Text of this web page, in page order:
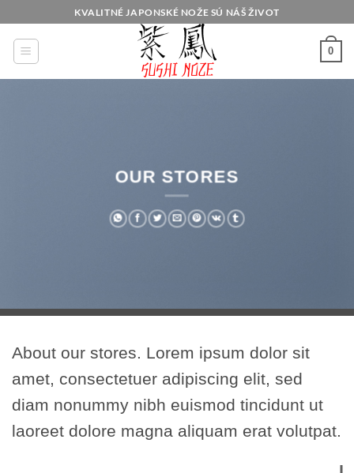
to
content
KVALITNÉ JAPONSKÉ NOŽE SÚ NÁŠ ŽIVOT
0
OUR STORES
About our stores. Lorem ipsum dolor sit
amet, consectetuer adipiscing elit, sed
diam nonummy nibh euismod tincidunt ut
laoreet dolore magna aliquam erat volutpat.